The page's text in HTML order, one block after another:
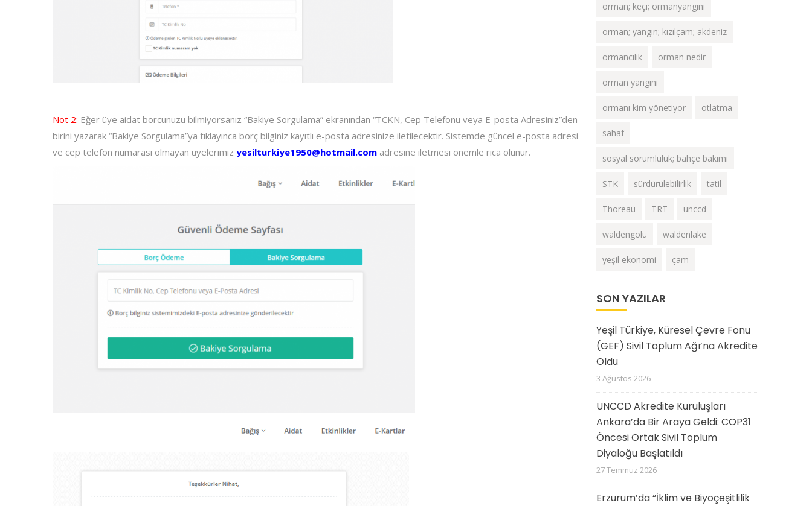
Not 2: Eğer üye aidat borcunuzu bilmiyorsanız “Bakiye Sorgulama” ekranından “TCKN, Cep Telefonu veya E-posta Adresiniz”den
birini yazarak “Bakiye Sorgulama”ya tıklayınca borç bilginiz kayıtlı e-posta adresinize iletilecektir. Sistemde güncel e-posta adresi
ve cep telefon numarası olmayan üyelerimiz yesilturkiye1950@hotmail.com adresine iletmesi önemle rica olunur.
orman; keçi; ormanyangını
orman; yangın; kızılçam; akdeniz
ormancılık orman nedir
orman yangını
ormanı kim yönetiyor otlatma
sahaf
sosyal sorumluluk; bahçe bakımı
STK sürdürülebilirlik tatil
Thoreau TRT unccd
waldengölü waldenlake
yeşil ekonomi çam
SON YAZILAR
Yeşil Türkiye, Küresel Çevre Fonu
(GEF) Sivil Toplum Ağı’na Akredite
Oldu
3 Ağustos 2026
UNCCD Akredite Kuruluşları
Ankara’da Bir Araya Geldi: COP31
Öncesi Ortak Sivil Toplum
Diyaloğu Başlatıldı
27 Temmuz 2026
Erzurum’da “İklim ve Biyoçeşitlilik